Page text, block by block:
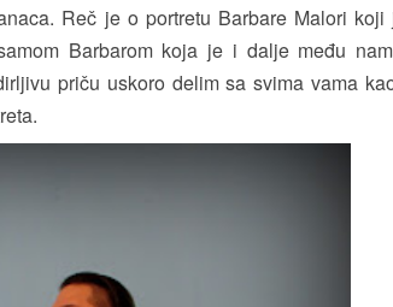
Reč je o portretu Barbare Malori
Barbarom koja je i dalje među
priču uskoro delim sa svima vama